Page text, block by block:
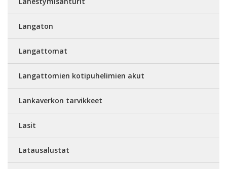
Langaton
Langattomat
Langattomien kotipuhelimien akut
Lankaverkon tarvikkeet
Lasit
Latausalustat